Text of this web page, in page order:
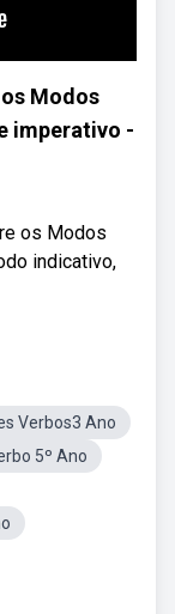
Modos
imperativo -
os Modos
indicativo,
Verbos3 Ano
5º Ano